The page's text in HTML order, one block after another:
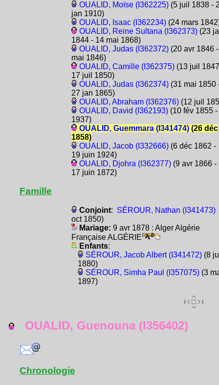
OUALID, Moïse (I362225)(5 juil 1838 -
jan 1910)
OUALID, Isaac (I362234)(24 mars
OUALID, Reine Sultana (I362373)(23
1844 - 14 mai 1868)
OUALID, Judas (I362372)(20 avr 1846
mai 1846)
OUALID, Camille (I362375)(13 juil
17 juil 1850)
OUALID, Judas (I362374)(31 mai 1850
27 jan 1865)
OUALID, Abraham (I362376)(12 juil
OUALID, David (I362193)(10 fév 1855 -
1937)
OUALID, Guemmara (I341474)(26 déc
1858)
OUALID, Jacob (I332666)(6 déc 1862 -
19 juin 1924)
OUALID, Djohra (I362377)(9 avr 1866 -
17 juin 1872)
Famille
Conjoint: SÉROUR, Nathan (I341473)
oct 1850)
Mariage: 9 avr 1878 : Alger Algérie
Française ALGÉRIE
Enfants:
SÉROUR, Jacob Albert (I341472)(8
1880)
SÉROUR, Simha Paul (I357075)(3
1897)
OUALID, Guenouna (I356402)
Chronologie